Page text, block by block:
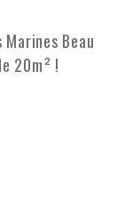
Marines Beau
20m² !